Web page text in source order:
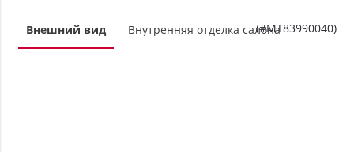
(#MT83990040)
Внешний вид Внутренняя отделка салона